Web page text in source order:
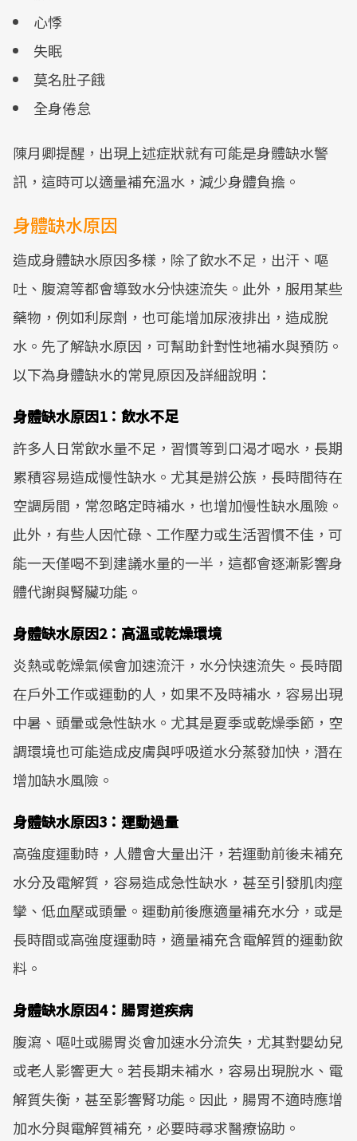
心悸
失眠
莫名肚子餓
全身倦怠
陳月卿提醒，出現上述症狀就有可能是身體缺水警
訊，這時可以適量補充溫水，減少身體負擔。
身體缺水原因
造成身體缺水原因多樣，除了飲水不足，出汗、嘔
吐、腹瀉等都會導致水分快速流失。此外，服用某些
藥物，例如利尿劑，也可能增加尿液排出，造成脫
水。先了解缺水原因，可幫助針對性地補水與預防。
以下為身體缺水的常見原因及詳細說明：
身體缺水原因1：飲水不足
許多人日常飲水量不足，習慣等到口渴才喝水，長期
累積容易造成慢性缺水。尤其是辦公族，長時間待在
空調房間，常忽略定時補水，也增加慢性缺水風險。
此外，有些人因忙碌、工作壓力或生活習慣不佳，可
能一天僅喝不到建議水量的一半，這都會逐漸影響身
體代謝與腎臟功能。
身體缺水原因2：高溫或乾燥環境
炎熱或乾燥氣候會加速流汗，水分快速流失。長時間
在戶外工作或運動的人，如果不及時補水，容易出現
中暑、頭暈或急性缺水。尤其是夏季或乾燥季節，空
調環境也可能造成皮膚與呼吸道水分蒸發加快，潛在
增加缺水風險。
身體缺水原因3：運動過量
高強度運動時，人體會大量出汗，若運動前後未補充
水分及電解質，容易造成急性缺水，甚至引發肌肉痙
攣、低血壓或頭暈。運動前後應適量補充水分，或是
長時間或高強度運動時，適量補充含電解質的運動飲
料。
身體缺水原因4：腸胃道疾病
腹瀉、嘔吐或腸胃炎會加速水分流失，尤其對嬰幼兒
或老人影響更大。若長期未補水，容易出現脫水、電
解質失衡，甚至影響腎功能。因此，腸胃不適時應增
加水分與電解質補充，必要時尋求醫療協助。